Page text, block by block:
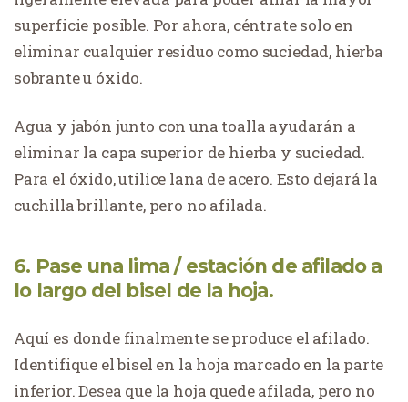
superficie posible. Por ahora, céntrate solo en
eliminar cualquier residuo como suciedad, hierba
sobrante u óxido.
Agua y jabón junto con una toalla ayudarán a
eliminar la capa superior de hierba y suciedad.
Para el óxido, utilice lana de acero. Esto dejará la
cuchilla brillante, pero no afilada.
6. Pase una lima / estación de afilado a
lo largo del bisel de la hoja.
Aquí es donde finalmente se produce el afilado.
Identifique el bisel en la hoja marcado en la parte
inferior. Desea que la hoja quede afilada, pero no